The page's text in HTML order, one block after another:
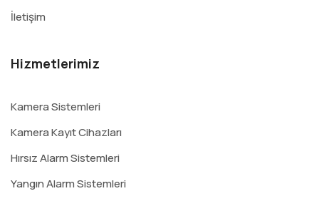
İletişim
Hizmetlerimiz
Kamera Sistemleri
Kamera Kayıt Cihazları
Hırsız Alarm Sistemleri
Yangın Alarm Sistemleri